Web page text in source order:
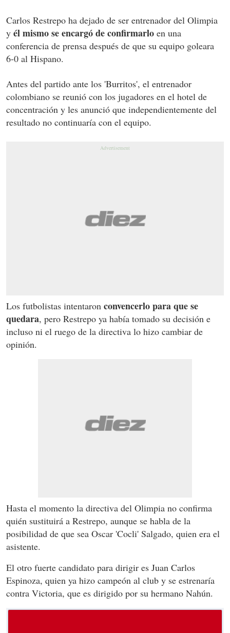
Carlos Restrepo ha dejado de ser entrenador del Olimpia
y él mismo se encargó de confirmarlo en una
conferencia de prensa después de que su equipo goleara
6-0 al Hispano.
Antes del partido ante los 'Burritos', el entrenador
colombiano se reunió con los jugadores en el hotel de
concentración y les anunció que independientemente del
resultado no continuaría con el equipo.
Los futbolistas intentaron convencerlo para que se
quedara, pero Restrepo ya había tomado su decisión e
incluso ni el ruego de la directiva lo hizo cambiar de
opinión.
Hasta el momento la directiva del Olimpia no confirma
quién sustituirá a Restrepo, aunque se habla de la
posibilidad de que sea Oscar 'Cocli' Salgado, quien era el
asistente.
El otro fuerte candidato para dirigir es Juan Carlos
Espinoza, quien ya hizo campeón al club y se estrenaría
contra Victoria, que es dirigido por su hermano Nahún.